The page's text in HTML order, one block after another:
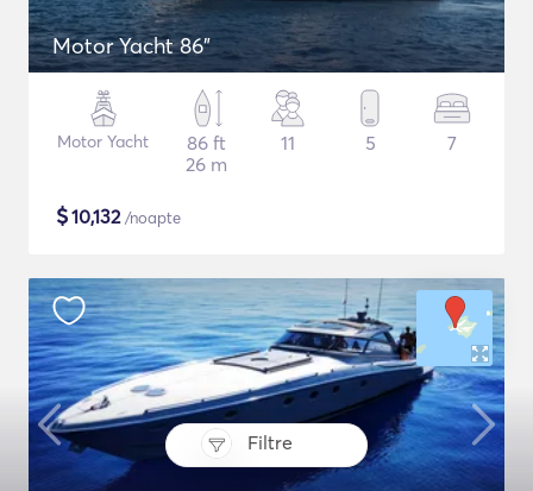
Filtre
Motor Yacht 86"
Motor Yacht
86 ft
26 m
11 5 7
$10,132/noapte